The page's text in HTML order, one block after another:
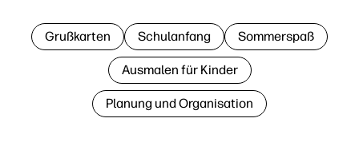
Grußkarten Schulanfang Sommerspaß
Ausmalen für Kinder
Planung und Organisation